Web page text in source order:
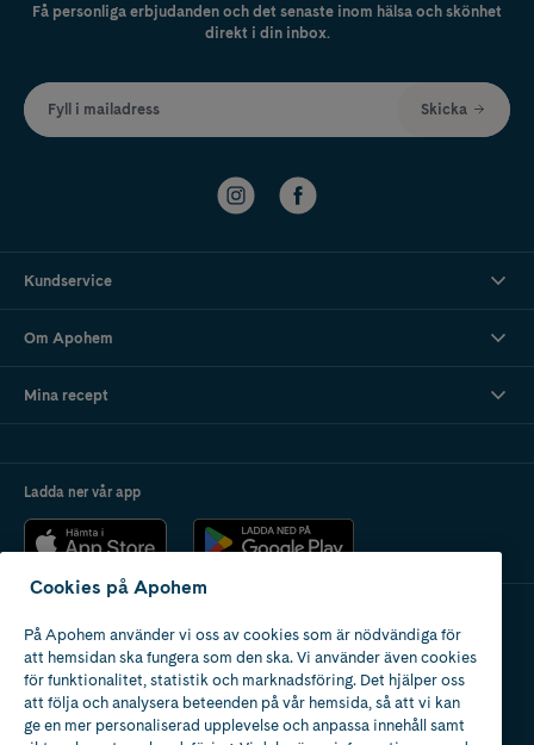
Få personliga erbjudanden och det senaste inom hälsa och skönhet
direkt i din inbox.
Fyll i mailadress Skicka
Kundservice
Om Apohem
Mina recept
Ladda ner vår app
Apotek med tillstånd
av Läkemedelsverket
Cookies på Apohem
På Apohem använder vi oss av cookies som är nödvändiga för
att hemsidan ska fungera som den ska. Vi använder även cookies
för funktionalitet, statistik och marknadsföring. Det hjälper oss
att följa och analysera beteenden på vår hemsida, så att vi kan
ge en mer personaliserad upplevelse och anpassa innehåll samt